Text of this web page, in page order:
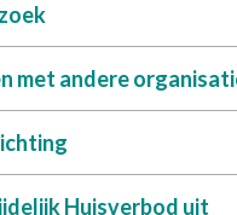
met andere
Huisverbod uit